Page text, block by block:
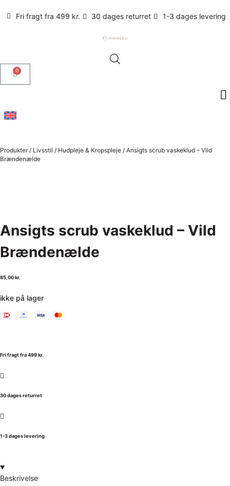
Fri fragt fra 499 kr. 30 dages returret 1-3 dages levering
0
Produkter / Livsstil / Hudpleje & Kropspleje / Ansigts scrub vaskeklud – Vild
Brændenælde
Ansigts scrub vaskeklud – Vild
Brændenælde
85,00kr.
ikke på lager
Fri fragt fra 499 kr.
30 dages returret
1-3 dages levering
Beskrivelse